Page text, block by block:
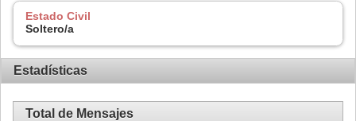
Estado Civil
Soltero/a
Estadísticas
Total de Mensajes